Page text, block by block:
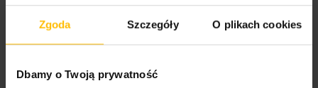
Zgoda Szczegóły O plikach cookies
Dbamy o Twoją prywatność
Przeczytaj też: